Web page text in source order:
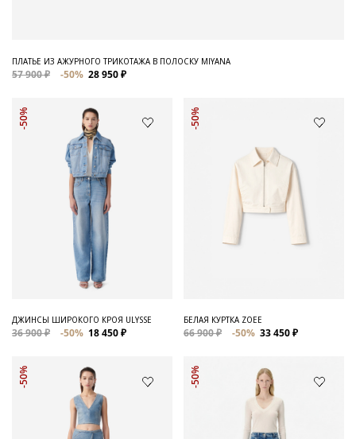
ПЛАТЬЕ ИЗ АЖУРНОГО ТРИКОТАЖА В ПОЛОСКУ MIYANA
57 900 ₽ -50% 28 950 ₽
-50%
ДЖИНСЫ ШИРОКОГО КРОЯ ULYSSE
36 900 ₽ -50% 18 450 ₽
-50%
БЕЛАЯ КУРТКА ZOEE
66 900 ₽ -50% 33 450 ₽
-50% -50%